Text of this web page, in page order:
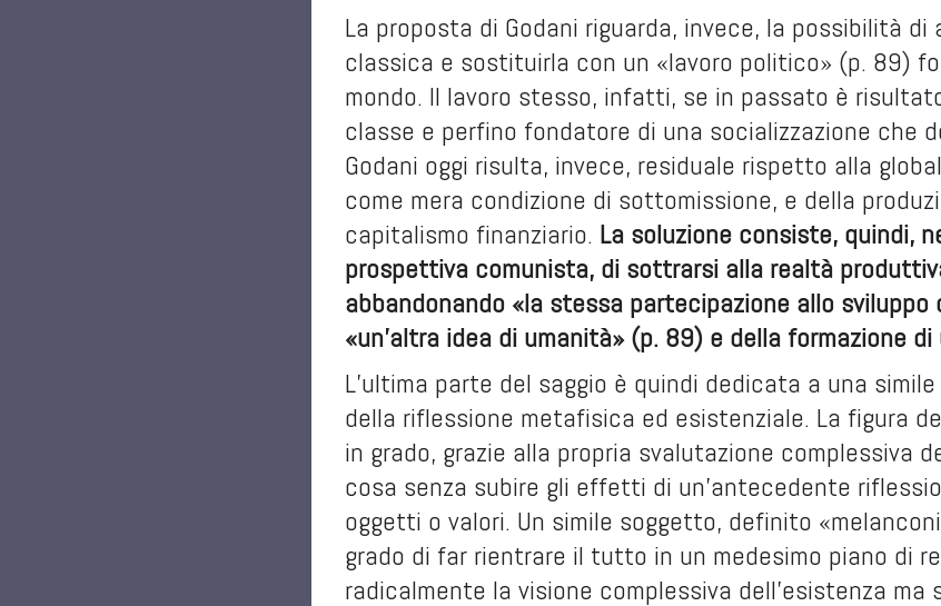
La proposta di Godani riguarda, invece, la possibilità
classica e sostituirla con un «lavoro politico» (p. 89)
mondo. Il lavoro stesso, infatti, se in passato è
classe e perfino fondatore di una socializzazione
Godani oggi risulta, invece, residuale rispetto alla
come mera condizione di sottomissione, e della
capitalismo finanziario. La soluzione consiste, quindi,
prospettiva comunista, di sottrarsi alla realtà
abbandonando «la stessa partecipazione allo
«un’altra idea di umanità» (p. 89) e della formazione
L’ultima parte del saggio è quindi dedicata a una
della riflessione metafisica ed esistenziale. La figura
in grado, grazie alla propria svalutazione complessiva
cosa senza subire gli effetti di un’antecedente
oggetti o valori. Un simile soggetto, definito
grado di far rientrare il tutto in un medesimo piano di
radicalmente la visione complessiva dell’esistenza